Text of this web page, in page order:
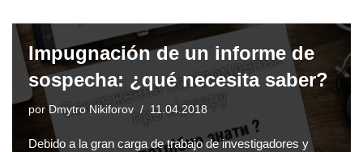
Impugnación de un informe de
sospecha: ¿qué necesita saber?
porDmytro Nikiforov 11.04.2018
Debido a la gran carga de trabajo de investigadores y